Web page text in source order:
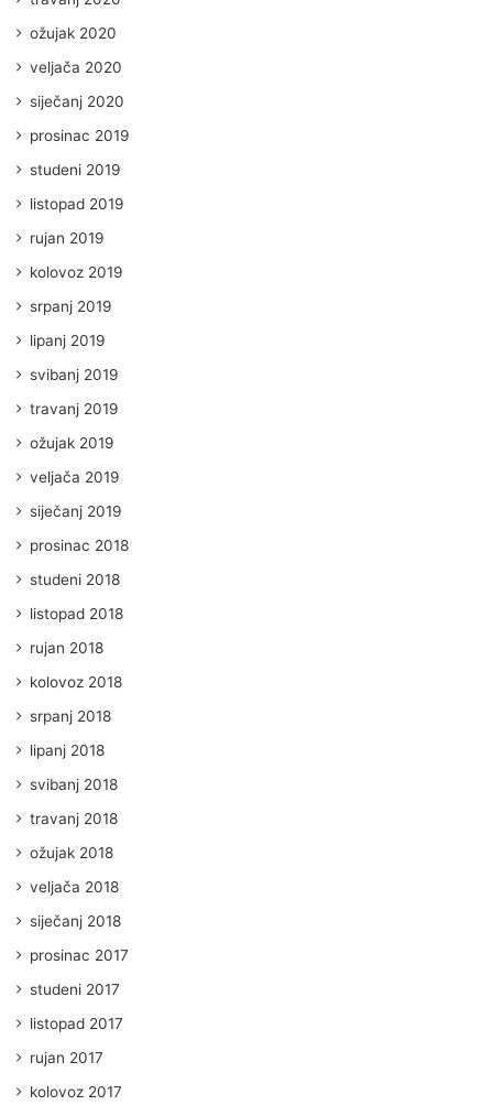
ožujak 2020
veljača 2020
siječanj 2020
prosinac 2019
studeni 2019
listopad 2019
rujan 2019
kolovoz 2019
srpanj 2019
lipanj 2019
svibanj 2019
travanj 2019
ožujak 2019
veljača 2019
siječanj 2019
prosinac 2018
studeni 2018
listopad 2018
rujan 2018
kolovoz 2018
srpanj 2018
lipanj 2018
svibanj 2018
travanj 2018
ožujak 2018
veljača 2018
siječanj 2018
prosinac 2017
studeni 2017
listopad 2017
rujan 2017
kolovoz 2017